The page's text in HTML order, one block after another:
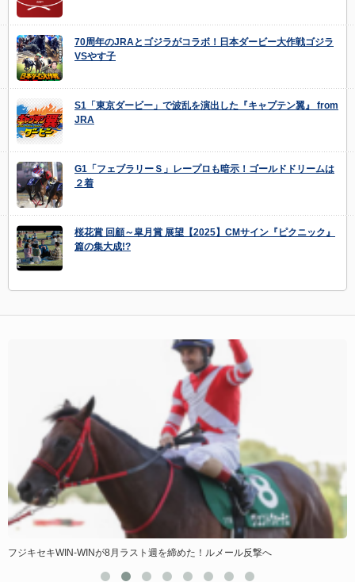
70周年のJRAとゴジラがコラボ！日本ダービー大作戦ゴジラ
VSやす子
S1「東京ダービー」で波乱を演出した『キャプテン翼』 from
JRA
G1「フェブラリーＳ」レープロも暗示！ゴールドドリームは
２着
桜花賞 回顧～皐月賞 展望【2025】CMサイン『ピクニック』
篇の集大成!?
フジキセキWIN-WINが8月ラスト週を締めた！ルメール反撃へ